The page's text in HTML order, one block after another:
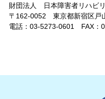
財団法人 日本障害者リハビ
〒162-0052 東京都新宿区戸
電話：03-5273-0601 FAX：